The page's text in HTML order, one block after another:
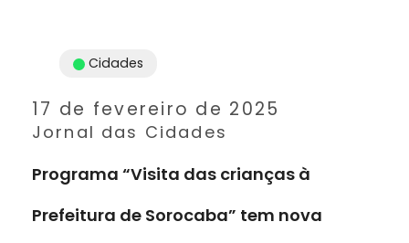
17 de fevereiro de 2025
Jornal das Cidades
Cidades
Programa “Visita das crianças à
Prefeitura de Sorocaba” tem nova